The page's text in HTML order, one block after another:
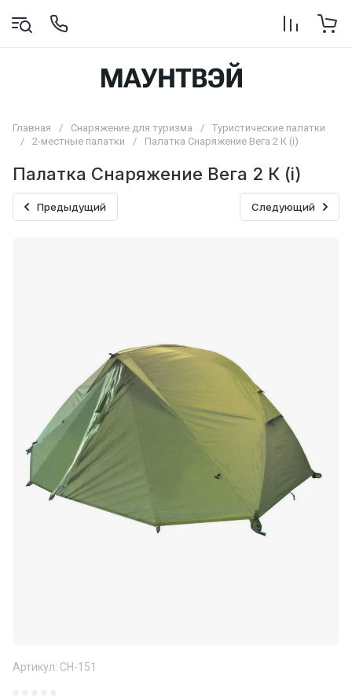
Главная / Снаряжение для туризма /
Туристические палатки
/
2-местные палатки / Палатка Снаряжение Вега 2 К (i)
Палатка Снаряжение Вега 2 К (i)
Предыдущий Следующий
Артикул: СН-151